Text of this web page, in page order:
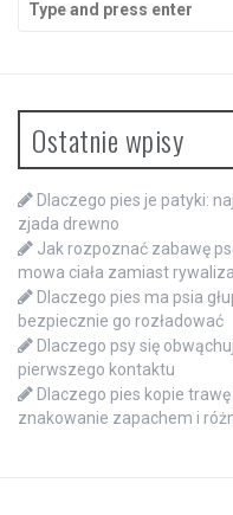
for:
Ostatnie wpisy
Dlaczego pies je patyki:
zjada drewno
Jak rozpoznać zabawę
mowa ciała zamiast
Dlaczego pies ma psia
bezpiecznie go rozładować
Dlaczego psy się
pierwszego kontaktu
Dlaczego pies kopie
znakowanie zapachem i